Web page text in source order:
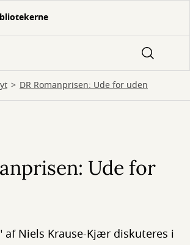
DR Romanprisen: Ude for uden
Ude for
af Niels Krause-Kjær diskuteres i